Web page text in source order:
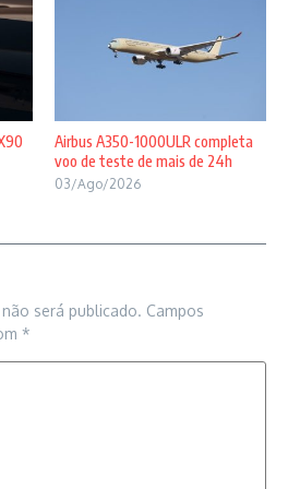
Airbus A350-1000ULR completa
voo de teste de mais de 24h
03/Ago/2026
será publicado. Campos
*